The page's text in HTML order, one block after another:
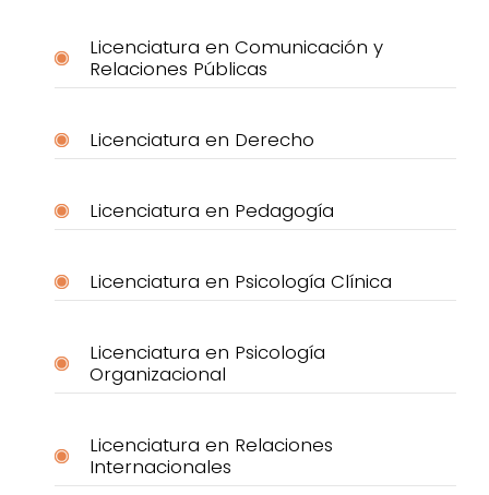
Licenciatura en Comunicación y
Relaciones Públicas
Licenciatura en Derecho
Licenciatura en Pedagogía
Licenciatura en Psicología Clínica
Licenciatura en Psicología
Organizacional
Licenciatura en Relaciones
Internacionales